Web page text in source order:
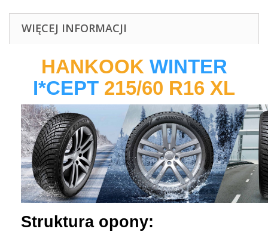
WIĘCEJ INFORMACJI
HANKOOK WINTER
I*CEPT 215/60 R16 XL
Struktura opony: